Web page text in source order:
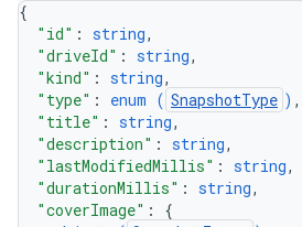
{
"id" : string,
"driveId" : string,
"kind" : string,
"type" : enum ( SnapshotType ) ,
"title" : string,
"description" : string,
"lastModifiedMillis" : string,
"durationMillis" : string,
"coverImage" : {